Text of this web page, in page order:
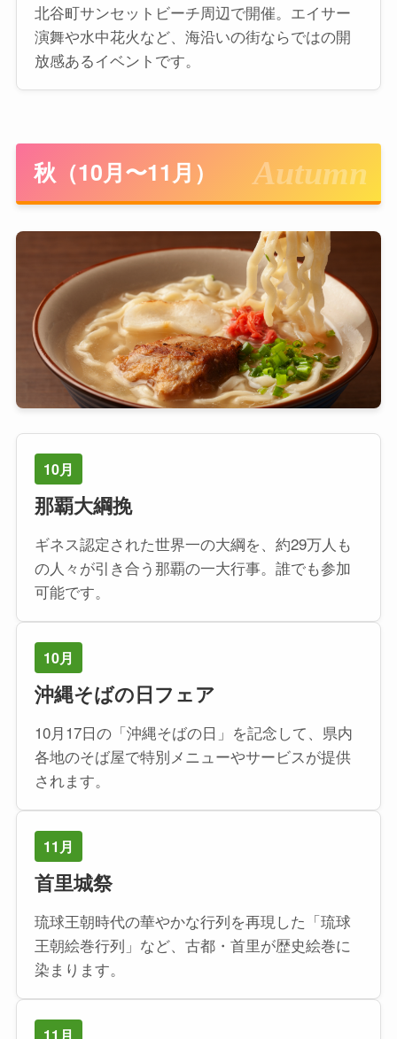
北谷町サンセットビーチ周辺で開催。エイサー
演舞や水中花火など、海沿いの街ならではの開
放感あるイベントです。
秋（10月〜11月）
10月
那覇大綱挽
ギネス認定された世界一の大綱を、約29万人も
の人々が引き合う那覇の一大行事。誰でも参加
可能です。
10月
沖縄そばの日フェア
10月17日の「沖縄そばの日」を記念して、県内
各地のそば屋で特別メニューやサービスが提供
されます。
11月
首里城祭
琉球王朝時代の華やかな行列を再現した「琉球
王朝絵巻行列」など、古都・首里が歴史絵巻に
染まります。
11月